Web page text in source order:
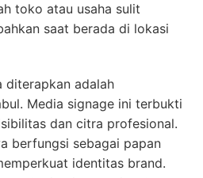
toko atau usaha sulit
saat berada di lokasi
diterapkan adalah
Media signage ini terbukti
dan citra profesional.
berfungsi sebagai papan
identitas brand.